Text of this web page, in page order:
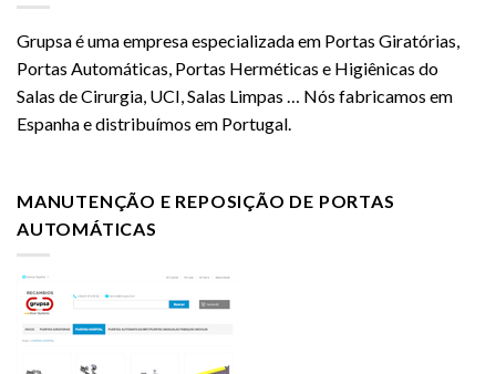
Grupsa é uma empresa especializada em Portas Giratórias,
Portas Automáticas, Portas Herméticas e Higiênicas do
Salas de Cirurgia, UCI, Salas Limpas … Nós fabricamos em
Espanha e distribuímos em Portugal.
MANUTENÇÃO E REPOSIÇÃO DE PORTAS
AUTOMÁTICAS